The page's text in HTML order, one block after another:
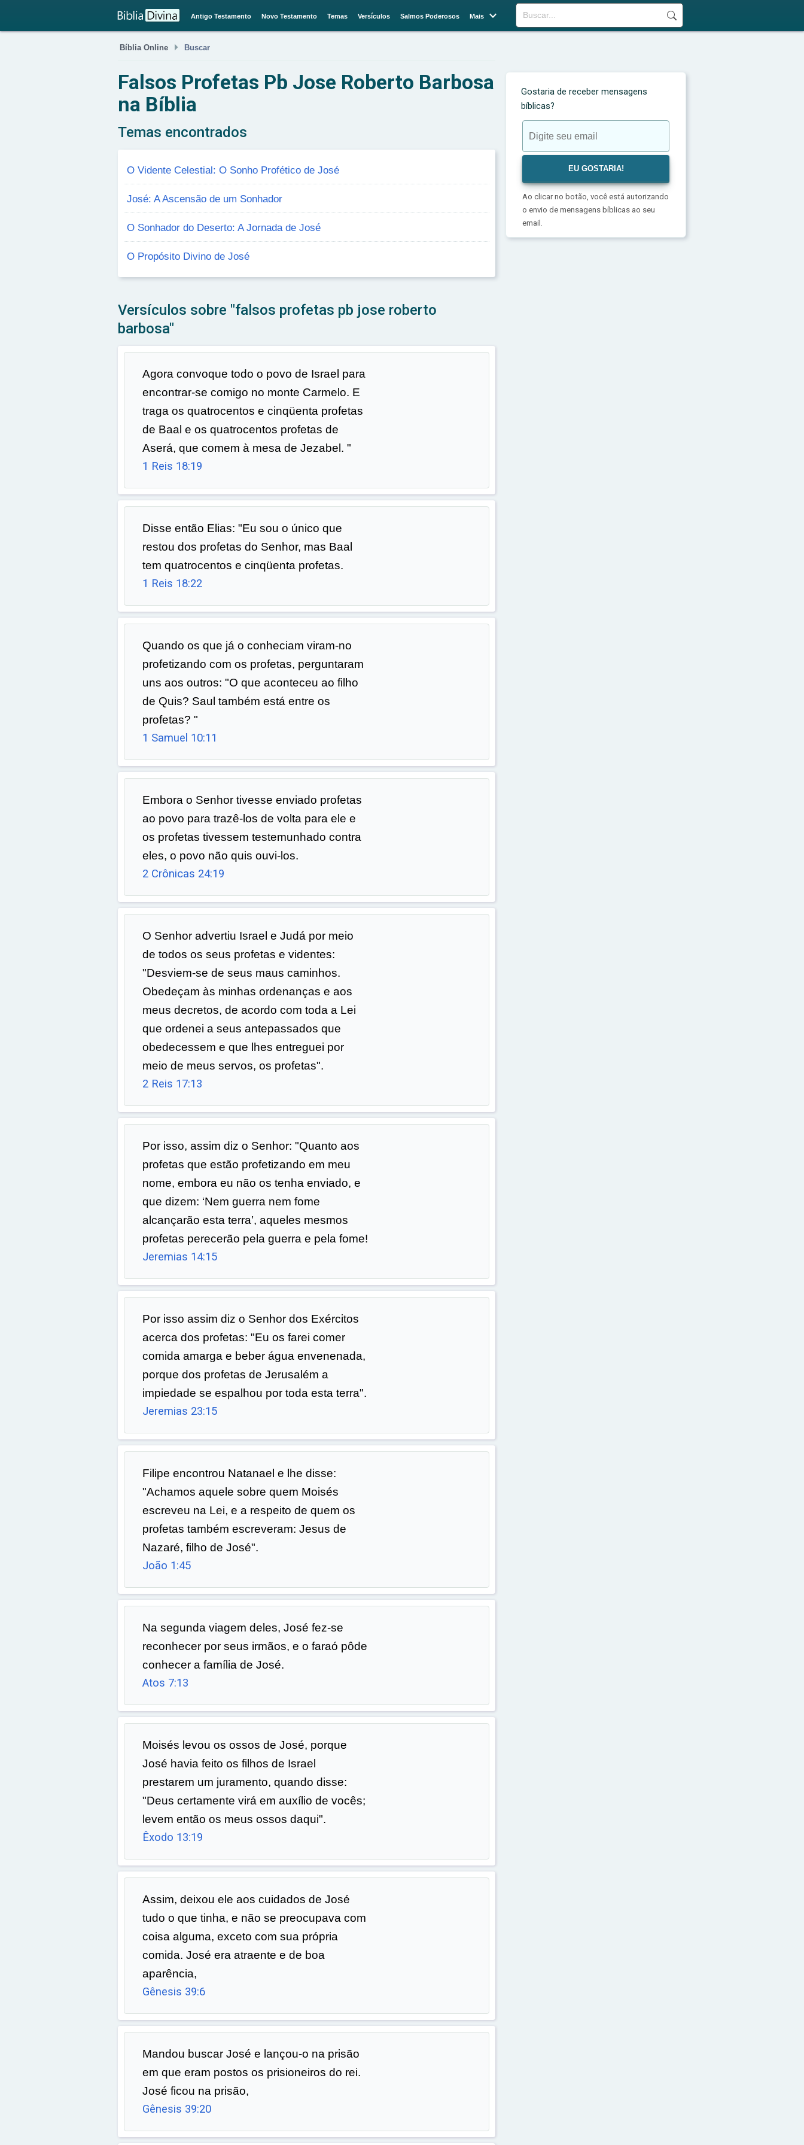
Buscar
Antigo Testamento Novo Testamento Temas Versículos Salmos Poderosos Mais 
Bíblia Online  Buscar
Falsos Profetas Pb Jose Roberto Barbosa
na Bíblia
Temas encontrados
O Vidente Celestial: O Sonho Profético de José
José: A Ascensão de um Sonhador
O Sonhador do Deserto: A Jornada de José
O Propósito Divino de José
Versículos sobre "falsos profetas pb jose roberto
barbosa"
Agora convoque todo o povo de Israel para
encontrar-se comigo no monte Carmelo. E
traga os quatrocentos e cinqüenta profetas
de Baal e os quatrocentos profetas de
Aserá, que comem à mesa de Jezabel. "
1 Reis 18:19
Disse então Elias: "Eu sou o único que
restou dos profetas do Senhor, mas Baal
tem quatrocentos e cinqüenta profetas.
1 Reis 18:22
Quando os que já o conheciam viram-no
profetizando com os profetas, perguntaram
uns aos outros: "O que aconteceu ao filho
de Quis? Saul também está entre os
profetas? "
1 Samuel 10:11
Embora o Senhor tivesse enviado profetas
ao povo para trazê-los de volta para ele e
os profetas tivessem testemunhado contra
eles, o povo não quis ouvi-los.
2 Crônicas 24:19
O Senhor advertiu Israel e Judá por meio
de todos os seus profetas e videntes:
"Desviem-se de seus maus caminhos.
Obedeçam às minhas ordenanças e aos
meus decretos, de acordo com toda a Lei
que ordenei a seus antepassados que
obedecessem e que lhes entreguei por
meio de meus servos, os profetas".
2 Reis 17:13
Por isso, assim diz o Senhor: "Quanto aos
profetas que estão profetizando em meu
nome, embora eu não os tenha enviado, e
que dizem: ‘Nem guerra nem fome
alcançarão esta terra’, aqueles mesmos
profetas perecerão pela guerra e pela fome!
Jeremias 14:15
Por isso assim diz o Senhor dos Exércitos
acerca dos profetas: "Eu os farei comer
comida amarga e beber água envenenada,
porque dos profetas de Jerusalém a
impiedade se espalhou por toda esta terra".
Jeremias 23:15
Filipe encontrou Natanael e lhe disse:
"Achamos aquele sobre quem Moisés
escreveu na Lei, e a respeito de quem os
profetas também escreveram: Jesus de
Nazaré, filho de José".
João 1:45
Na segunda viagem deles, José fez-se
reconhecer por seus irmãos, e o faraó pôde
conhecer a família de José.
Atos 7:13
Moisés levou os ossos de José, porque
José havia feito os filhos de Israel
prestarem um juramento, quando disse:
"Deus certamente virá em auxílio de vocês;
levem então os meus ossos daqui".
Êxodo 13:19
Assim, deixou ele aos cuidados de José
tudo o que tinha, e não se preocupava com
coisa alguma, exceto com sua própria
comida. José era atraente e de boa
aparência,
Gênesis 39:6
Mandou buscar José e lançou-o na prisão
em que eram postos os prisioneiros do rei.
José ficou na prisão,
Gênesis 39:20
Gostaria de receber mensagens
bíblicas?
Ao clicar no botão, você está autorizando
o envio de mensagens bíblicas ao seu
email.